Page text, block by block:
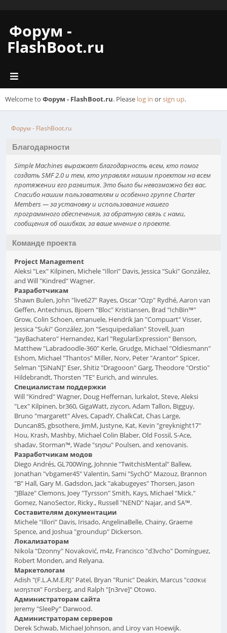
Форум -
FlashBoot.ru
Welcome to Форум - FlashBoot.ru. Please log in orsign up.
Форум - FlashBoot.ru
Благодарности
Simple Machines выражает благодарность всем, кто помог
создать SMF 2.0 и тем, кто управлял нашим проектом на всем
протяжении его развития. Это было бы невозможно без вас.
Спасибо нашим пользователям и особенно группе Charter
Members — за установку и использование нашего
программного обеспечения, за обратную связь с нами,
сообщения об ошибках, за ваше мнение о проекте.
Команде проекта
Project Management
Aleksi "Lex" Kilpinen, Michele "Illori" Davis, Jessica "Suki" González,
and Will "Kindred" Wagner.
Разработчикам
Shawn Bulen, John "live627" Rayes, Oscar "Ozp" Rydhé, Aaron van
Geffen, Antechinus, Bjoern "Bloc" Kristiansen, Brad "IchBin™"
Grow, Colin Schoen, emanuele, Hendrik Jan "Compuart" Visser,
Jessica "Suki" González, Jon "Sesquipedalian" Stovell, Juan
"JayBachatero" Hernandez, Karl "RegularExpression" Benson,
Matthew "Labradoodle-360" Kerle, Grudge, Michael "Oldiesmann"
Eshom, Michael "Thantos" Miller, Norv, Peter "Arantor" Spicer,
Selman "[SiNaN]" Eser, Shitiz "Dragooon" Garg, Theodore "Orstio"
Hildebrandt, Thorsten "TE" Eurich, and winrules.
Специалистам поддержки
Will "Kindred" Wagner, Doug Heffernan, lurkalot, Steve, Aleksi
"Lex" Kilpinen, br360, GigaWatt, ziycon, Adam Tallon, Bigguy,
Bruno "margarett" Alves, CapadY, ChalkCat, Chas Large,
Duncan85, gbsothere, JimM, Justyne, Kat, Kevin "greyknight17"
Hou, Krash, Mashby, Michael Colin Blaber, Old Fossil, S-Ace,
shadav, Storman™, Wade "sησω" Poulsen, and xenovanis.
Разработчикам модов
Diego Andrés, GL700Wing, Johnnie "TwitchisMental" Ballew,
Jonathan "vbgamer45" Valentin, Sami "SychO" Mazouz, Brannon
"B" Hall, Gary M. Gadsdon, Jack "akabugeyes" Thorsen, Jason
"JBlaze" Clemons, Joey "Tyrsson" Smith, Kays, Michael "Mick."
Gomez, NanoSector, Ricky., Russell "NEND" Najar, and SA™.
Составителям документации
Michele "Illori" Davis, Irisado, AngelinaBelle, Chainy, Graeme
Spence, and Joshua "groundup" Dickerson.
Локализаторам
Nikola "Dzonny" Novaković, m4z, Francisco "d3vcho" Domínguez,
Robert Monden, and Relyana.
Маркетологам
Adish "(F.L.A.M.E.R)" Patel, Bryan "Runic" Deakin, Marcus "cσσкιє
мσηѕтєя" Forsberg, and Ralph "[n3rve]" Otowo.
Администраторам сайта
Jeremy "SleePy" Darwood.
Администраторам серверов
Derek Schwab, Michael Johnson, and Liroy van Hoewijk.